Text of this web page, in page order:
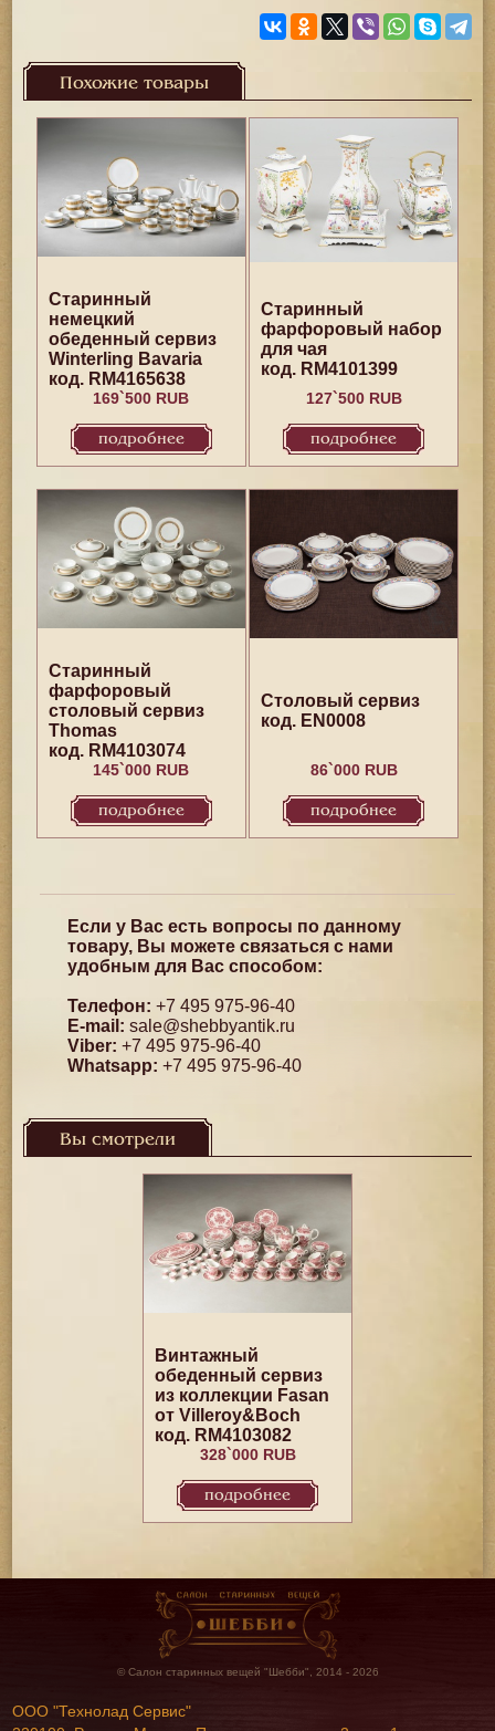
Похожие товары
Старинный
немецкий
обеденный сервиз
Winterling Bavaria
код. RM4165638
169`500 RUB
подробнее
Старинный
фарфоровый набор
для чая
код. RM4101399
127`500 RUB
подробнее
Старинный
фарфоровый
столовый сервиз
Thomas
код. RM4103074
145`000 RUB
подробнее
Столовый сервиз
код. EN0008
86`000 RUB
подробнее
Если у Вас есть вопросы по данному
товару, Вы можете связаться с нами
удобным для Вас способом:
Телефон: +7 495 975-96-40
E-mail: sale@shebbyantik.ru
Viber: +7 495 975-96-40
Whatsapp: +7 495 975-96-40
Вы смотрели
Винтажный
обеденный сервиз
из коллекции Fasan
от Villeroy&Boch
код. RM4103082
328`000 RUB
подробнее
© Салон старинных вещей "Шебби", 2014 - 2026
ООО "Технолад Сервис"